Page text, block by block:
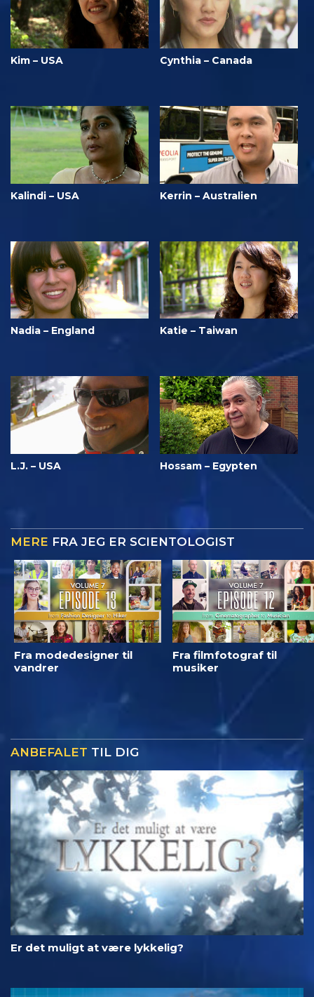
Kim – USA Cynthia – Canada
Kalindi – USA Kerrin – Australien
Nadia – England Katie – Taiwan
L.J. – USA Hossam – Egypten
MERE FRA JEG ER SCIENTOLOGIST
Fra modedesigner til
vandrer
Fra filmfotograf til
musiker
ANBEFALET TIL DIG
Er det muligt at være lykkelig?